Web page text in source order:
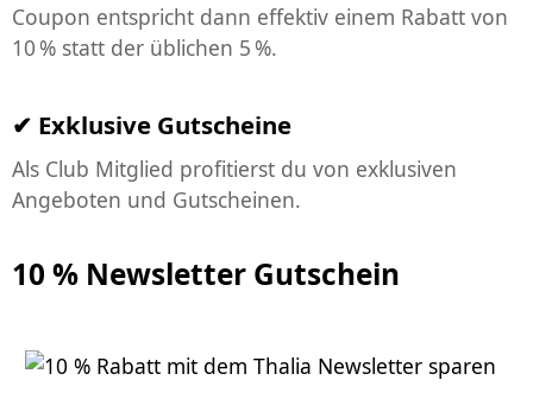
Coupon entspricht dann effektiv einem Rabatt von
10 % statt der üblichen 5 %.
Exklusive Gutscheine
Als Club Mitglied profitierst du von exklusiven
Angeboten und Gutscheinen.
10 % Newsletter Gutschein